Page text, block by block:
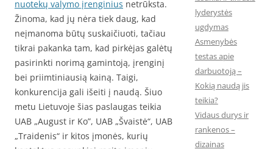
nuotekų valymo įrenginius netrūksta.
Žinoma, kad jų nėra tiek daug, kad
neįmanoma būtų suskaičiuoti, tačiau
tikrai pakanka tam, kad pirkėjas galėtų
pasirinkti norimą gamintoją, įrenginį
bei priimtiniausią kainą. Taigi,
konkurencija gali išeiti į naudą. Šiuo
metu Lietuvoje šias paslaugas teikia
UAB „August ir Ko”, UAB „Švaistė“, UAB
„Traidenis“ ir kitos įmonės, kurių
lyderystės
ugdymas
Asmenybės
testas apie
darbuotoją –
Kokią naudą jis
teikia?
Vidaus durys ir
rankenos –
dizainas